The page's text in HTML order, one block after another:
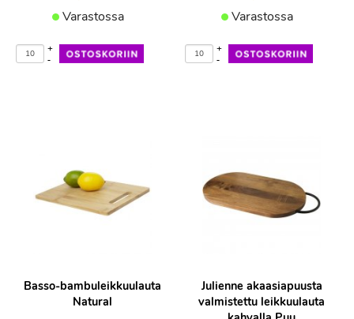
Varastossa
-
+
Varastossa
-
+
Basso-bambuleikkuulauta
Natural
Julienne akaasiapuusta
valmistettu leikkuulauta